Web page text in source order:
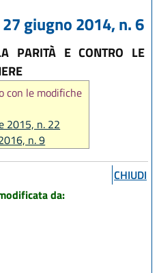
27 giugno 2014, n. 6
PARITÀ E CONTRO LE
con le modifiche
2015, n. 22
n. 9
2020 n. 11
n. 4
n. 7
n. 9
CHIUDI
da: